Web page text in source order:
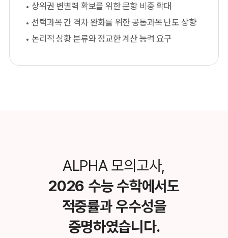
상위권 변별력 확보를 위한 문항 비중 확대
선택과목 간 격차 완화를 위한 공통과목 난도 상향
논리적 상황 분류와 정교한 계산 능력 요구
ALPHA 모의고사,
2026 수능 수학에서도
적중률과 우수성을
증명하였습니다.